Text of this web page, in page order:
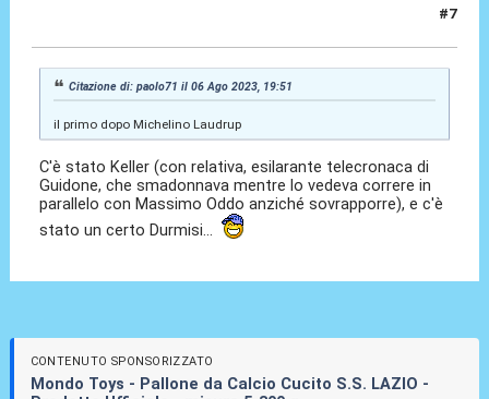
#7
Citazione di: paolo71 il 06 Ago 2023, 19:51
il primo dopo Michelino Laudrup
C'è stato Keller (con relativa, esilarante telecronaca di
Guidone, che smadonnava mentre lo vedeva correre in
parallelo con Massimo Oddo anziché sovrapporre), e c'è
stato un certo Durmisi...
CONTENUTO SPONSORIZZATO
Mondo Toys - Pallone da Calcio Cucito S.S. LAZIO -